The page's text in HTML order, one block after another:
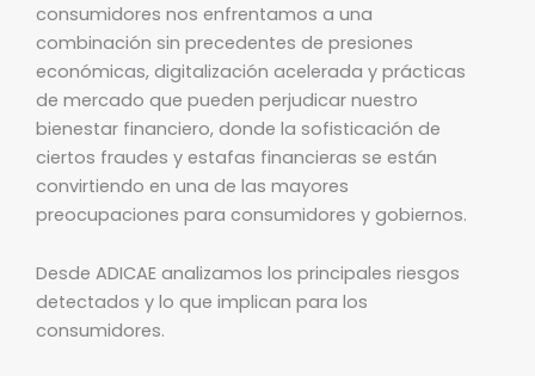
consumidores nos enfrentamos a una
combinación sin precedentes de presiones
económicas, digitalización acelerada y prácticas
de mercado que pueden perjudicar nuestro
bienestar financiero, donde la sofisticación de
ciertos fraudes y estafas financieras se están
convirtiendo en una de las mayores
preocupaciones para consumidores y gobiernos.
Desde ADICAE analizamos los principales riesgos
detectados y lo que implican para los
consumidores.